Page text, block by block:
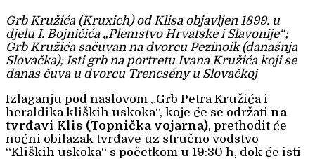
Grb Kružića (Kruxich) od Klisa objavljen 1899. u
djelu I. Bojničića „Plemstvo Hrvatske i Slavonije“;
Grb Kružića sačuvan na dvorcu Pezinoik (današnja
Slovačka); Isti grb na portretu Ivana Kružića koji se
danas čuva u dvorcu Trencsény u Slovačkoj
Izlaganju pod naslovom „Grb Petra Kružića i
heraldika kliških uskoka“, koje će se održati na
tvrđavi Klis (Topnička vojarna), prethodit će
noćni obilazak tvrđave uz stručno vodstvo
“Kliških uskoka“ s početkom u 19:30 h, dok će isti